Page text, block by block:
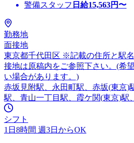
警備スタッフ 日給15,563円〜
勤務地
面接地
東京都千代田区 ※記載の住所と駅
接地は原稿内をご参照下さい。(希
い場合があります。)
赤坂見附駅、永田町駅、赤坂(東京)
駅、青山一丁目駅、霞ケ関(東京)駅
シフト
1日8時間 週3日からOK